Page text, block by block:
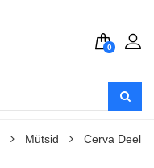
0
Mütsid
Cerva Deel